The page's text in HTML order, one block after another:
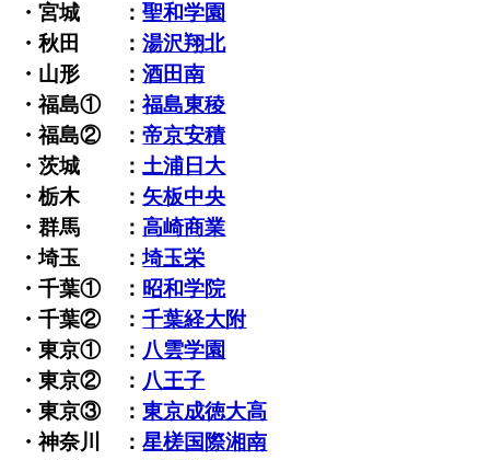
・宮城 ：聖和学園
・秋田 ：湯沢翔北
・山形 ：酒田南
・福島① ：福島東稜
・福島② ：帝京安積
・茨城 ： 土浦日大
・栃木 ： 矢板中央
・群馬 ：高崎商業
・埼玉 ：埼玉栄
・千葉① ： 昭和学院
・千葉② ：千葉経大附
・東京① ： 八雲学園
・東京② ： 八王子
・東京③ ：東京成徳大高
・神奈川 ：星槎国際湘南